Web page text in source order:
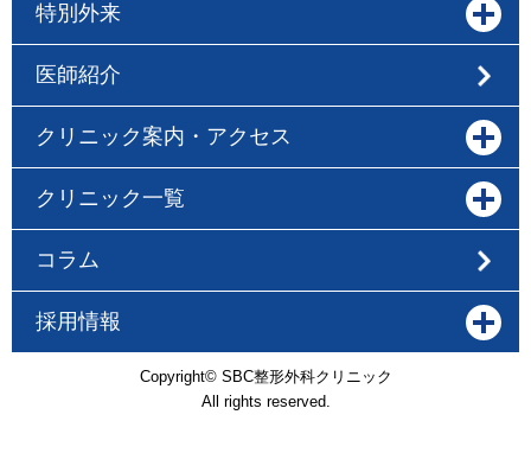
特別外来
医師紹介
クリニック案内・アクセス
クリニック一覧
コラム
採用情報
Copyright© SBC整形外科クリニック
All rights reserved.